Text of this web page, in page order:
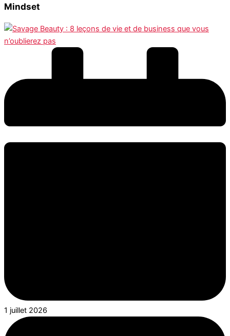
Mindset
1 juillet 2026